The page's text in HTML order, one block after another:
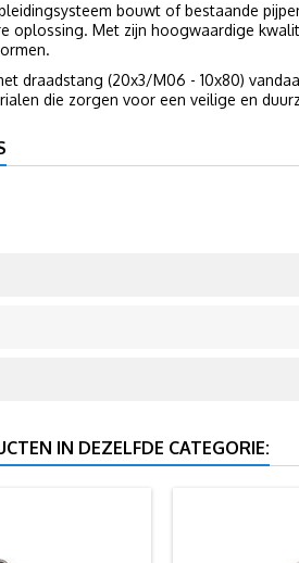
bouwt of bestaande
oplossing. Met zijn hoogwaardige
draadstang (20x3/M06 - 10x80)
die zorgen voor een veilige en
IN DEZELFDE CATEGORIE: